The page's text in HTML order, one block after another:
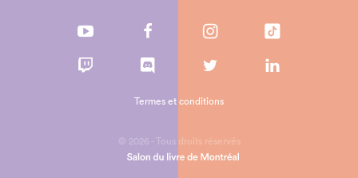
© 2026 - Tous droits réservés
Termes et conditions